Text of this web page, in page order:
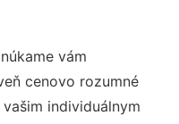
vám
cenovo rozumné
individuálnym